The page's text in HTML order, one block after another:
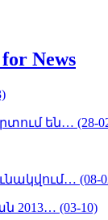
են… (28-
(08-
2013… (03-10)